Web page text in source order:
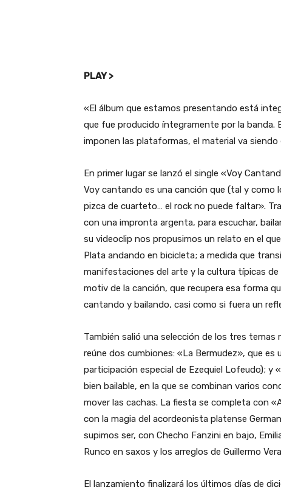
PLAY >
«El álbum que estamos presentando está
que fue producido íntegramente por la banda.
imponen las plataformas, el material va
En primer lugar se lanzó el single «Voy
Voy cantando es una canción que (tal y como
pizca de cuarteto… el rock no puede faltar».
con una impronta argenta, para escuchar,
su videoclip nos propusimos un relato en el
Plata andando en bicicleta; a medida que
manifestaciones del arte y la cultura típicas
motiv de la canción, que recupera esa forma
cantando y bailando, casi como si fuera un
También salió una selección de los tres
reúne dos cumbiones: «La Bermudez», que
participación especial de Ezequiel Lofeudo); y
bien bailable, en la que se combinan varios
mover las cachas. La fiesta se completa con
con la magia del acordeonista platense
supimos ser, con Checho Fanzini en bajo,
Runco en saxos y los arreglos de Guillermo
El lanzamiento finalizará los últimos días de